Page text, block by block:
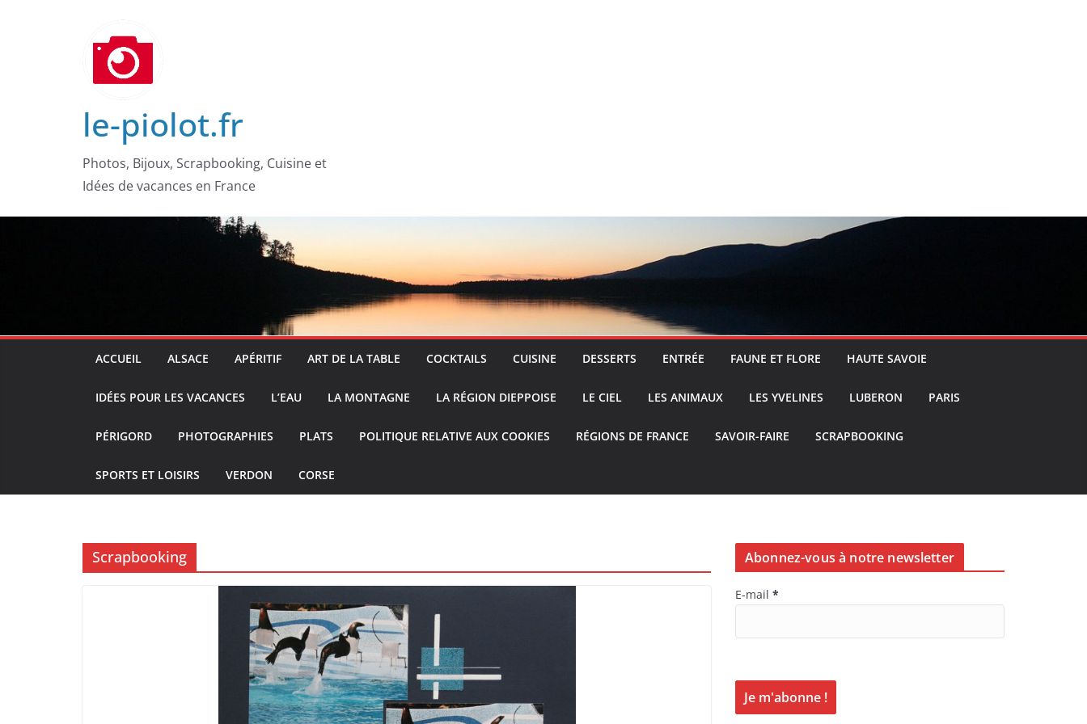
le-piolot.fr
Photos, Bijoux, Scrapbooking, Cuisine et
Idées de vacances en France
ACCUEIL ALSACE APÉRITIF ART DE LA TABLE COCKTAILS CUISINE DESSERTS ENTRÉE FAUNE ET FLORE HAUTE SAVOIE
IDÉES POUR LES VACANCES L’EAU LA MONTAGNE LA RÉGION DIEPPOISE LE CIEL LES ANIMAUX LES YVELINES LUBERON PARIS
PÉRIGORD PHOTOGRAPHIES PLATS POLITIQUE RELATIVE AUX COOKIES RÉGIONS DE FRANCE SAVOIR-FAIRE SCRAPBOOKING
SPORTS ET LOISIRS VERDON CORSE
Scrapbooking Abonnez-vous à notre newsletter
E-mail *